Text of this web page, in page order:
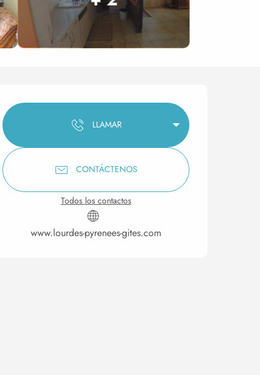
Horarios y datos de
LLAMAR
CONTÁCTENOS
Todos los contactos
www.lourdes-pyrenees-gites.com